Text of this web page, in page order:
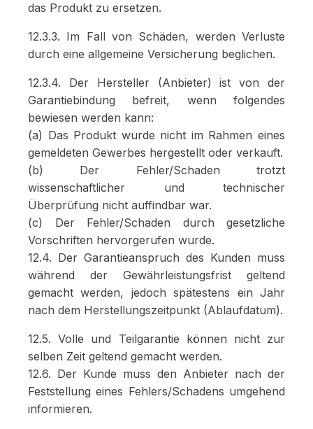
das Produkt zu ersetzen.
12.3.3. Im Fall von Schäden, werden Verluste
durch eine allgemeine Versicherung beglichen.
12.3.4. Der Hersteller (Anbieter) ist von der
Garantiebindung befreit, wenn folgendes
bewiesen werden kann:
(a) Das Produkt wurde nicht im Rahmen eines
gemeldeten Gewerbes hergestellt oder verkauft.
(b) Der Fehler/Schaden trotzt
wissenschaftlicher und technischer
Überprüfung nicht auffindbar war.
(c) Der Fehler/Schaden durch gesetzliche
Vorschriften hervorgerufen wurde.
12.4. Der Garantieanspruch des Kunden muss
während der Gewährleistungsfrist geltend
gemacht werden, jedoch spätestens ein Jahr
nach dem Herstellungszeitpunkt (Ablaufdatum).
12.5. Volle und Teilgarantie können nicht zur
selben Zeit geltend gemacht werden.
12.6. Der Kunde muss den Anbieter nach der
Feststellung eines Fehlers/Schadens umgehend
informieren.